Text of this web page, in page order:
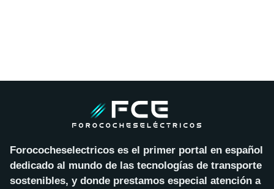
Forococheselectricos es el primer portal en español
dedicado al mundo de las tecnologías de transporte
sostenibles, y donde prestamos especial atención a